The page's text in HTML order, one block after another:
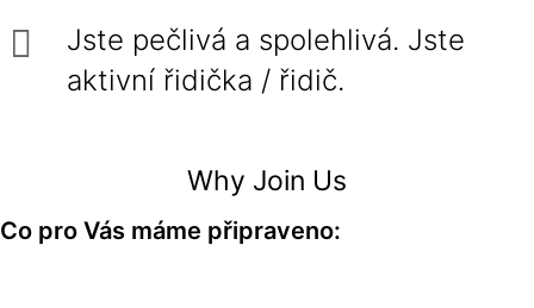
Jste pečlivá a spolehlivá. Jste
aktivní řidička / řidič.
Why Join Us
Co pro Vás máme připraveno: